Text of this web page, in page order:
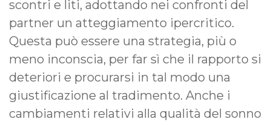
scontri e liti, adottando nei confronti del
partner un atteggiamento ipercritico.
Questa può essere una strategia, più o
meno inconscia, per far sì che il rapporto si
deteriori e procurarsi in tal modo una
giustificazione al tradimento. Anche i
cambiamenti relativi alla qualità del sonno